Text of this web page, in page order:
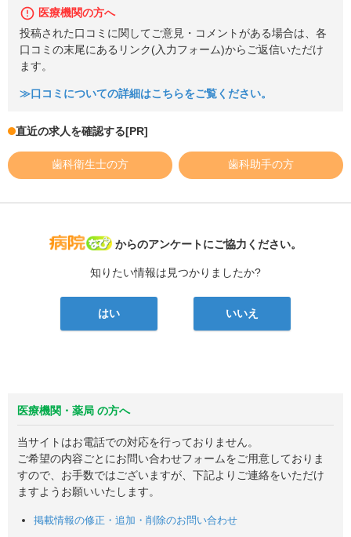
医療機関の方へ
投稿された口コミに関してご意見・コメントがある場合は、各
口コミの末尾にあるリンク(入力フォーム)からご返信いただけ
ます。
≫口コミについての詳細はこちらをご覧ください。
直近の求人を確認する[PR]
歯科衛生士の方 歯科助手の方
病院なび
からのアンケートにご協力ください。
知りたい情報は見つかりましたか?
はい いいえ
医療機関・薬局 の方へ
当サイトはお電話での対応を行っておりません。
ご希望の内容ごとにお問い合わせフォームをご用意しておりま
すので、お手数ではございますが、下記よりご連絡をいただけ
ますようお願いいたします。
掲載情報の修正・追加・削除のお問い合わせ